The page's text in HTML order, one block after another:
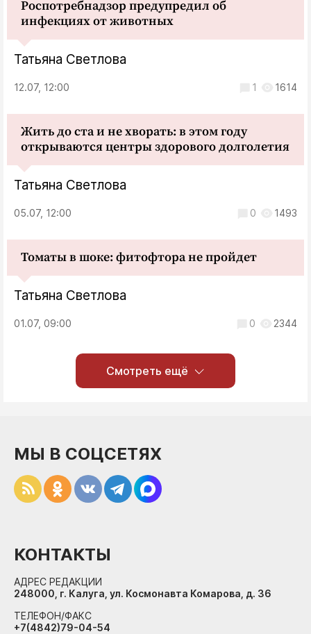
Роспотребнадзор предупредил об
инфекциях от животных
Татьяна Светлова
12.07, 12:00 1 1614
Жить до ста и не хворать: в этом году
открываются центры здорового долголетия
Татьяна Светлова
05.07, 12:00 0 1493
Томаты в шоке: фитофтора не пройдет
Татьяна Светлова
01.07, 09:00 0 2344
Смотреть ещё
МЫ В СОЦСЕТЯХ
КОНТАКТЫ
АДРЕС РЕДАКЦИИ
248000, г. Калуга, ул. Космонавта Комарова, д. 36
ТЕЛЕФОН/ФАКС
+7(4842)79-04-54